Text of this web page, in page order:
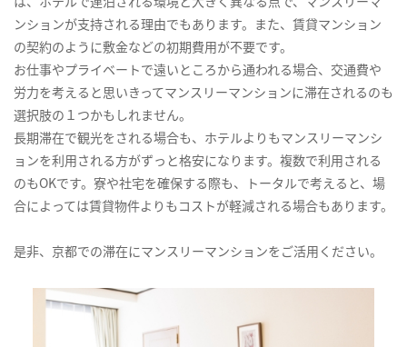
ンションが支持される理由でもあります。また、賃貸マンション
の契約のように敷金などの初期費用が不要です。
お仕事やプライベートで遠いところから通われる場合、交通費や
労力を考えると思いきってマンスリーマンションに滞在されるのも
選択肢の１つかもしれません。
長期滞在で観光をされる場合も、ホテルよりもマンスリーマンシ
ョンを利用される方がずっと格安になります。複数で利用される
のもOKです。寮や社宅を確保する際も、トータルで考えると、場
合によっては賃貸物件よりもコストが軽減される場合もあります。
是非、京都での滞在にマンスリーマンションをご活用ください。